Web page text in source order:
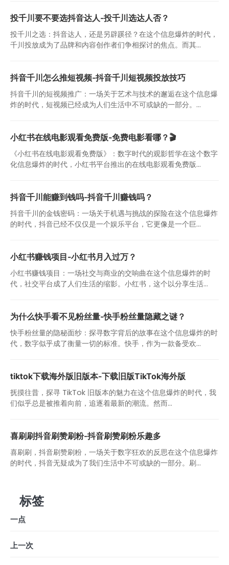
投千川要不要选抖音达人-投千川选达人否？
投千川之选：抖音达人，还是另辟蹊径？在这个信息爆炸的时代，
千川投放成为了品牌和内容创作者们争相探讨的焦点。而其...
抖音千川怎么推短视频-抖音千川短视频投放技巧
抖音千川的短视频推广：一场关于艺术与技术的邂逅在这个信息爆
炸的时代，短视频已经成为人们生活中不可或缺的一部分。...
小红书在线电影观看免费版-免费电影看哪？🎬
《小红书在线电影观看免费版》：数字时代的观影哲学在这个数字
化信息爆炸的时代，小红书平台推出的在线电影观看免费版...
抖音千川能赚到钱吗-抖音千川赚钱吗？
抖音千川的金钱密码：一场关于机遇与挑战的探险在这个信息爆炸
的时代，抖音已经不仅仅是一个娱乐平台，它更像是一个巨...
小红书赚钱项目-小红书月入过万？
小红书赚钱项目：一场社交与商业的交响曲在这个信息爆炸的时
代，社交平台成了人们生活的缩影。小红书，这个以分享生活...
为什么快手看不见粉丝量-快手粉丝量隐藏之谜？
快手粉丝量的隐秘面纱：探寻数字背后的故事在这个信息爆炸的时
代，数字似乎成了衡量一切的标准。快手，作为一款备受欢...
tiktok下载海外版旧版本-下载旧版TikTok海外版
抚摸往昔，探寻 TikTok 旧版本的魅力在这个信息爆炸的时代，我
们似乎总是被推着向前，追逐着最新的潮流。然而...
喜刷刷抖音刷赞刷粉-抖音刷赞刷粉乐趣多
喜刷刷，抖音刷赞刷粉，一场关于数字狂欢的反思在这个信息爆炸
的时代，抖音无疑成为了我们生活中不可或缺的一部分。刷...
标签
一点
上一次